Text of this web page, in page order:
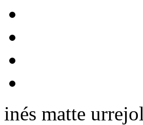
inés matte